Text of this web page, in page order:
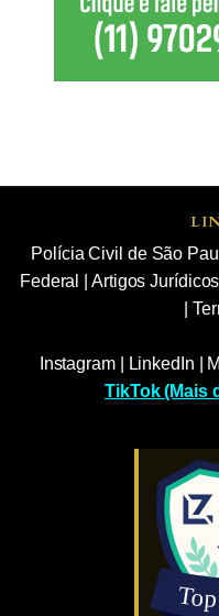
Polícia Civil de São
Federal
Artigos Jurídicos
|
Instagram| LinkedIn
TikTok (Mais